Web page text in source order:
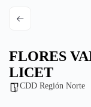
FLORES
LICET
CDD Región Norte